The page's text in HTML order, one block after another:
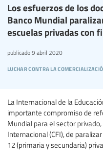
Los esfuerzos de los
Banco Mundial
escuelas privadas con
luchar contra la
publicado9 abril 2020
La Internacional de la
importante compromiso de
Mundial para el sector
Internacional (CFI), de
12 (primaria y secundaria)